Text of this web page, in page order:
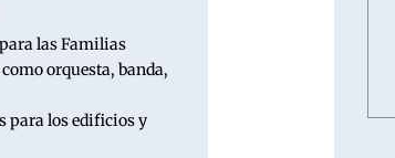
las Familias
orquesta, banda,
para los edificios y